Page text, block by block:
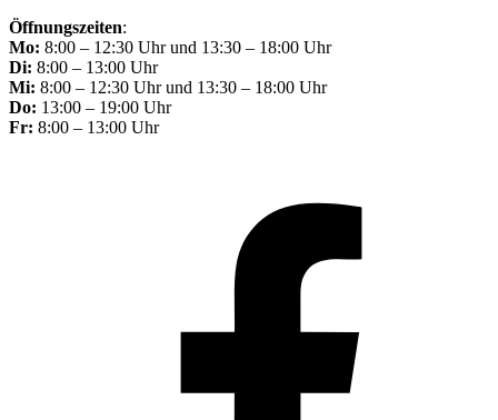
Öffnungszeiten:
Mo: 8:00 – 12:30 Uhr und 13:30 – 18:00 Uhr
Di: 8:00 – 13:00 Uhr
Mi: 8:00 – 12:30 Uhr und 13:30 – 18:00 Uhr
Do: 13:00 – 19:00 Uhr
Fr: 8:00 – 13:00 Uhr